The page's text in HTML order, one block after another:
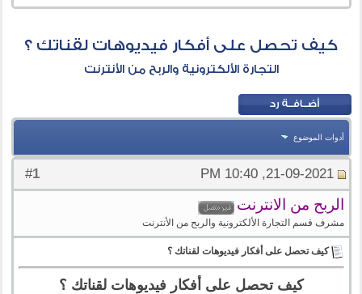
كيف تحصل على أفكار فيديوهات لقناتك ؟
التجارة الألكترونية والربح من الأنترنت
أدوات الموضوع
#
1 21-09-2021, 10:40 PM
الربح من الانترنت
مشرف قسم التجارة الألكترونية والربح من الأنترنت
كيف تحصل على أفكار فيديوهات لقناتك ؟
كيف تحصل على أفكار فيديوهات لقناتك ؟